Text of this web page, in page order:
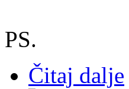
PS.
Čitaj dalje